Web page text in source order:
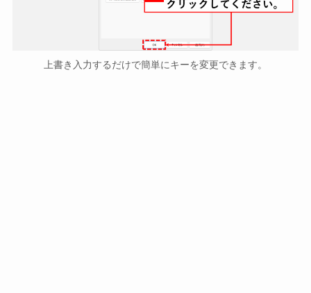
上書き入力するだけで簡単にキーを変更できます。